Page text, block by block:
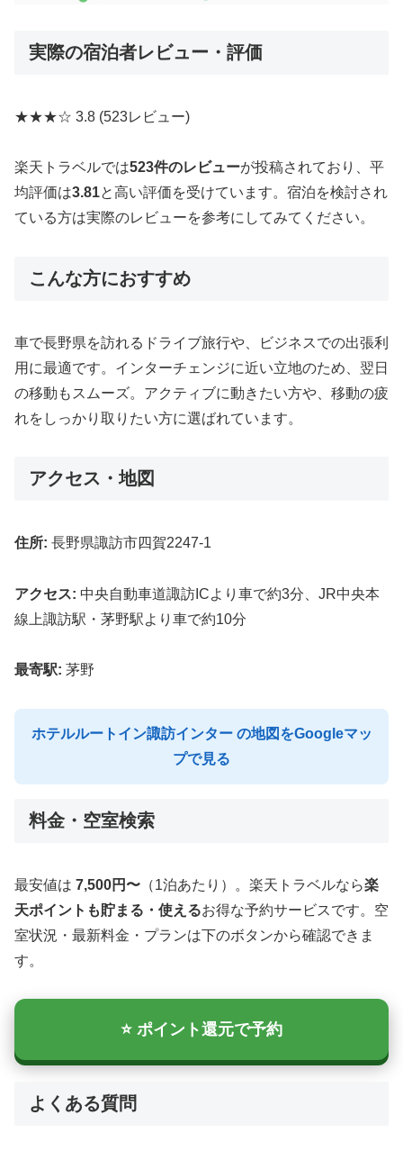
実際の宿泊者レビュー・評価
★★★☆ 3.8 (523レビュー)
楽天トラベルでは523件のレビューが投稿されており、平
均評価は3.81と高い評価を受けています。宿泊を検討され
ている方は実際のレビューを参考にしてみてください。
こんな方におすすめ
車で長野県を訪れるドライブ旅行や、ビジネスでの出張利
用に最適です。インターチェンジに近い立地のため、翌日
の移動もスムーズ。アクティブに動きたい方や、移動の疲
れをしっかり取りたい方に選ばれています。
アクセス・地図
住所: 長野県諏訪市四賀2247-1
アクセス: 中央自動車道諏訪ICより車で約3分、JR中央本
線上諏訪駅・茅野駅より車で約10分
最寄駅: 茅野
ホテルルートイン諏訪インター の地図をGoogleマッ
プで見る
料金・空室検索
最安値は 7,500円〜 （1泊あたり）。楽天トラベルなら楽
天ポイントも貯まる・使えるお得な予約サービスです。空
室状況・最新料金・プランは下のボタンから確認できま
す。
⭐ ポイント還元で予約
よくある質問